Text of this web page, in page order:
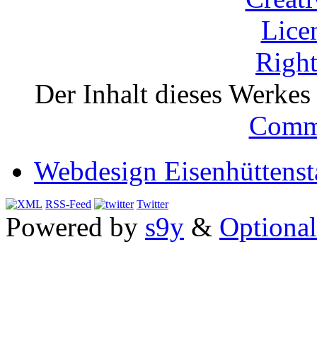
Der Inhalt dieses
Webdesign
RSS-Feed Twitter
Powered by s9y &